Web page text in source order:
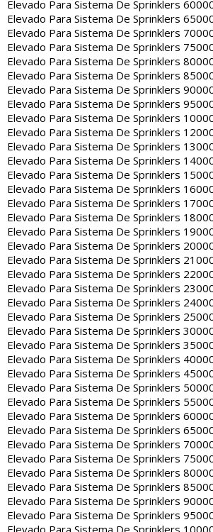
Elevado Para Sistema De Sprinklers
Elevado Para Sistema De Sprinklers
Elevado Para Sistema De Sprinklers
Elevado Para Sistema De Sprinklers
Elevado Para Sistema De Sprinklers
Elevado Para Sistema De Sprinklers
Elevado Para Sistema De Sprinklers
Elevado Para Sistema De Sprinklers
Elevado Para Sistema De Sprinklers
Elevado Para Sistema De Sprinklers
Elevado Para Sistema De Sprinklers
Elevado Para Sistema De Sprinklers
Elevado Para Sistema De Sprinklers
Elevado Para Sistema De Sprinklers
Elevado Para Sistema De Sprinklers
Elevado Para Sistema De Sprinklers
Elevado Para Sistema De Sprinklers
Elevado Para Sistema De Sprinklers
Elevado Para Sistema De Sprinklers
Elevado Para Sistema De Sprinklers
Elevado Para Sistema De Sprinklers
Elevado Para Sistema De Sprinklers
Elevado Para Sistema De Sprinklers
Elevado Para Sistema De Sprinklers
Elevado Para Sistema De Sprinklers
Elevado Para Sistema De Sprinklers
Elevado Para Sistema De Sprinklers
Elevado Para Sistema De Sprinklers
Elevado Para Sistema De Sprinklers
Elevado Para Sistema De Sprinklers
Elevado Para Sistema De Sprinklers
Elevado Para Sistema De Sprinklers
Elevado Para Sistema De Sprinklers
Elevado Para Sistema De Sprinklers
Elevado Para Sistema De Sprinklers
Elevado Para Sistema De Sprinklers
Elevado Para Sistema De Sprinklers